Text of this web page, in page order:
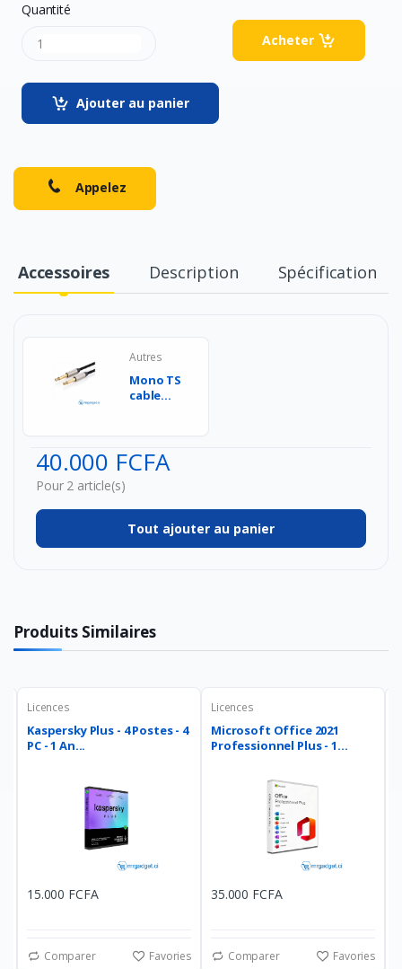
Quantité
Ajouter au panier
Acheter
Appelez
Accessoires Description Spécification
Autres
Mono TS
cable
jack 2m
Ca...
40.000 FCFA
Pour 2 article(s)
Tout ajouter au panier
Produits Similaires
Licences
Kaspersky Plus - 4 Postes - 4
PC - 1 An...
15.000 FCFA
Comparer Favories
Licences
Microsoft Office 2021
Professionnel Plus - 1...
35.000 FCFA
Comparer Favories